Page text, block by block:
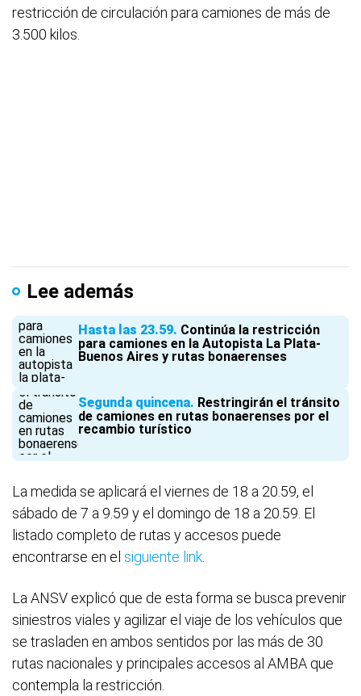
restricción de circulación para camiones de más de
3.500 kilos.
Lee además
Hasta las 23.59 Continúa la restricción
para camiones en la Autopista La Plata-
Buenos Aires y rutas bonaerenses
Segunda quincena Restringirán el tránsito
de camiones en rutas bonaerenses por el
recambio turístico
La medida se aplicará el viernes de 18 a 20.59, el
sábado de 7 a 9.59 y el domingo de 18 a 20.59. El
listado completo de rutas y accesos puede
encontrarse en el siguiente link
La ANSV explicó que de esta forma se busca prevenir
siniestros viales y agilizar el viaje de los vehículos que
se trasladen en ambos sentidos por las más de 30
rutas nacionales y principales accesos al AMBA que
contempla la restricción.